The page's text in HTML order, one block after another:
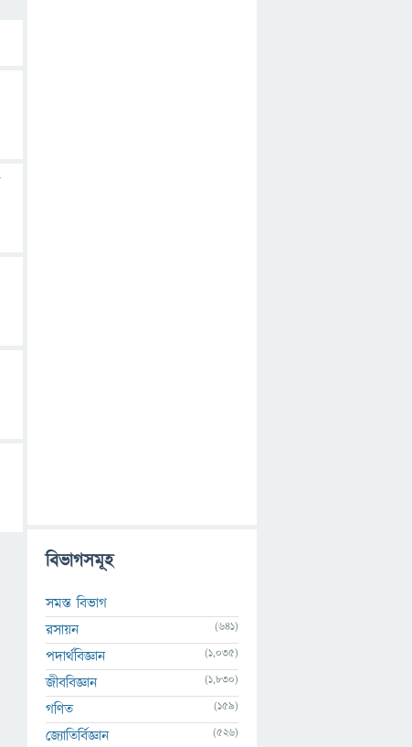
বিভাগসমূহ
সমস্ত বিভাগ
রসায়ন
(641)
পদার্থবিজ্ঞান (1,035)
জীববিজ্ঞান (1,830)
গণিত (159)
জ্যোতির্বিজ্ঞান (526)